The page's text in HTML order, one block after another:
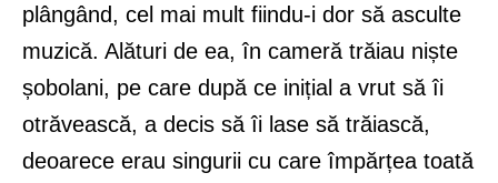
plângând, cel mai mult fiindu-i dor să asculte
muzică. Alături de ea, în cameră trăiau niște
șobolani, pe care după ce inițial a vrut să îi
otrăvească, a decis să îi lase să trăiască,
deoarece erau singurii cu care împărțea toată